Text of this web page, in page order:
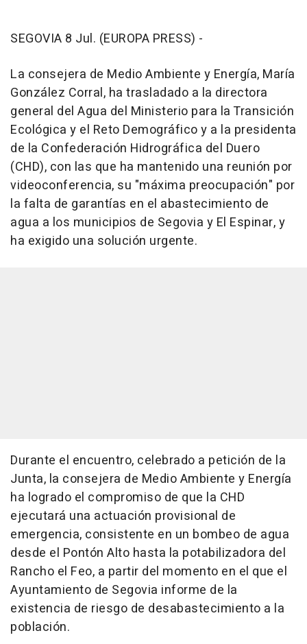
SEGOVIA 8 Jul. (EUROPA PRESS) -
La consejera de Medio Ambiente y Energía, María
González Corral, ha trasladado a la directora
general del Agua del Ministerio para la Transición
Ecológica y el Reto Demográfico y a la presidenta
de la Confederación Hidrográfica del Duero
(CHD), con las que ha mantenido una reunión por
videoconferencia, su "máxima preocupación" por
la falta de garantías en el abastecimiento de
agua a los municipios de Segovia y El Espinar, y
ha exigido una solución urgente.
Durante el encuentro, celebrado a petición de la
Junta, la consejera de Medio Ambiente y Energía
ha logrado el compromiso de que la CHD
ejecutará una actuación provisional de
emergencia, consistente en un bombeo de agua
desde el Pontón Alto hasta la potabilizadora del
Rancho el Feo, a partir del momento en el que el
Ayuntamiento de Segovia informe de la
existencia de riesgo de desabastecimiento a la
población.